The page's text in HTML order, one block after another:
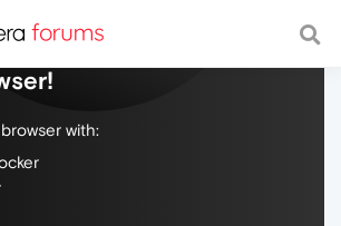
web, with a fast and
with: